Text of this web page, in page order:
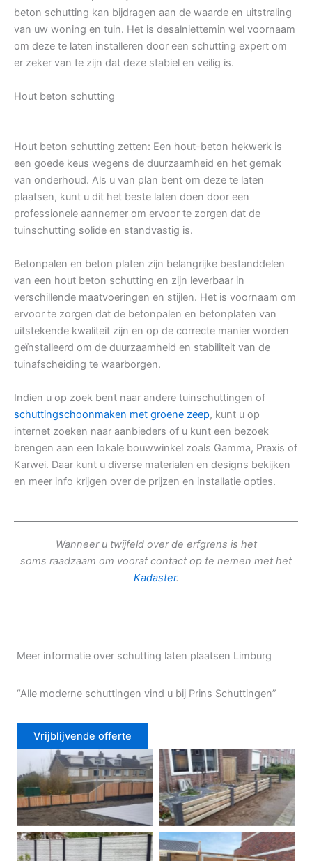
beton schutting kan bijdragen aan de waarde en uitstraling
van uw woning en tuin. Het is desalniettemin wel voornaam
om deze te laten installeren door een schutting expert om
er zeker van te zijn dat deze stabiel en veilig is.
Hout beton schutting
Hout beton schutting zetten: Een hout-beton hekwerk is
een goede keus wegens de duurzaamheid en het gemak
van onderhoud. Als u van plan bent om deze te laten
plaatsen, kunt u dit het beste laten doen door een
professionele aannemer om ervoor te zorgen dat de
tuinschutting solide en standvastig is.
Betonpalen en beton platen zijn belangrijke bestanddelen
van een hout beton schutting en zijn leverbaar in
verschillende maatvoeringen en stijlen. Het is voornaam om
ervoor te zorgen dat de betonpalen en betonplaten van
uitstekende kwaliteit zijn en op de correcte manier worden
geïnstalleerd om de duurzaamheid en stabiliteit van de
tuinafscheiding te waarborgen.
Indien u op zoek bent naar andere tuinschuttingen of
schuttingschoonmaken met groene zeep, kunt u op
internet zoeken naar aanbieders of u kunt een bezoek
brengen aan een lokale bouwwinkel zoals Gamma, Praxis of
Karwei. Daar kunt u diverse materialen en designs bekijken
en meer info krijgen over de prijzen en installatie opties.
Wanneer u twijfeld over de erfgrens is het
soms raadzaam om vooraf contact op te nemen met het
Kadaster.
Meer informatie over schutting laten plaatsen Limburg
“Alle moderne schuttingen vind u bij Prins Schuttingen”
Vrijblijvende offerte
Douglas schutting Tuinhek voortuin